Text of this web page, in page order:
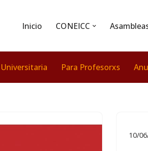
Inicio CONEICC
Para Profesorxs
10/